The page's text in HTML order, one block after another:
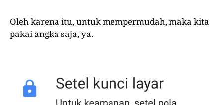
Oleh karena itu, untuk mempermudah, maka kita
pakai angka saja, ya.